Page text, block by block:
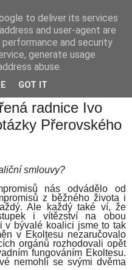
radnice Ivo
Přerovského
smlouvy?
nás odvádělo od
z běžného života i
Ale každý také ví, že
i vítězství na obou
v bývalé koalici jsme to tak
v Ekoltesu nezaručovalo
orgánů rozhodovali opět
fungováním Ekoltesu.
nemohli se svými dvěma
to deliver its services
and user-agent are
and security
generate usage
abuse.
GOT IT